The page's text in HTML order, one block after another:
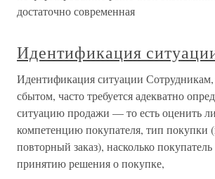
достаточно современная
Идентификация
Идентификация ситуации
сбытом, часто требуется адекватно
ситуацию продажи — то есть оценить
компетенцию покупателя, тип покупки
повторный заказ), насколько
принятию решения о покупке,